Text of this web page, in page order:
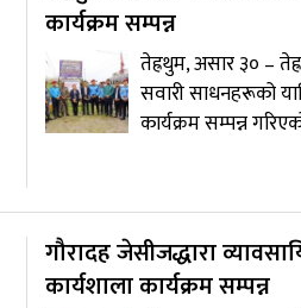
कार्यक्रम सम्पन्न
तेह्रथुम, असार ३० –
सवारी साधनहरूको
कार्यक्रम सम्पन्न
गौरादह जेसीजद्धारा
कार्यशाला कार्यक्रम सम्पन्न